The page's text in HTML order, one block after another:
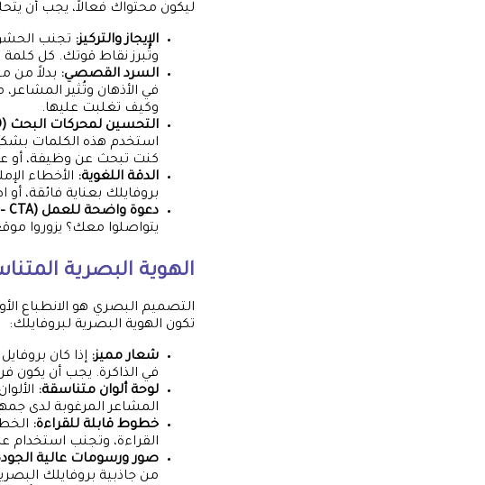
ليكون محتواك فعالاً، يجب أن
الإيجاز والتركيز: تجنب
وتُبرز نقاط قوتك. كل
السرد القصصي: بدلاً من
في الأذهان وتُثير
وكيف تغلبت عليها.
التحسين لمحركات البحث (SEO):
استخدم هذه الكلمات
كنت تبحث عن وظيفة، أو
الدقة اللغوية: الأخطاء
بروفايلك بعناية
دعوة واضحة للعمل (Call to Action – CTA):
يتواصلوا معك؟ يزوروا
الهوية البصرية
التصميم البصري هو الانطباع
تكون الهوية البصرية لبروفايلك:
شعار مميز: إذا كان
في الذاكرة. يجب أن يكون
لوحة ألوان متناسقة:
المشاعر المرغوبة لدى
خطوط قابلة للقراءة:
القراءة، وتجنب استخدام
صور ورسومات عالية
من جاذبية بروفايلك